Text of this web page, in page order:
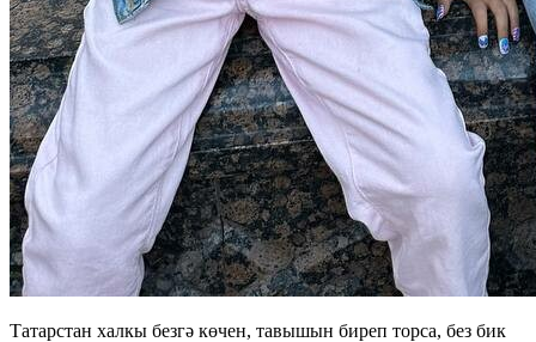
Татарстан халкы безгә көчен, тавышын биреп торса, без бик